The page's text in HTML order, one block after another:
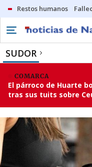
Restos humanos
SUDOR
COMARCA
El párroco de Huarte
tras sus tuits sobre